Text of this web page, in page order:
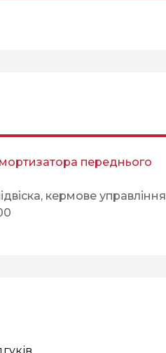
переднього
кермове управління